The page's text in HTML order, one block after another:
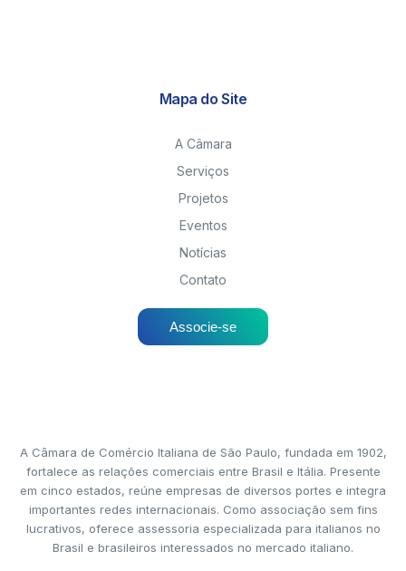
Mapa do Site
A Câmara
Serviços
Projetos
Eventos
Notícias
Contato
Associe-se
A Câmara de Comércio Italiana de São Paulo, fundada em 1902,
fortalece as relações comerciais entre Brasil e Itália. Presente
em cinco estados, reúne empresas de diversos portes e integra
importantes redes internacionais. Como associação sem fins
lucrativos, oferece assessoria especializada para italianos no
Brasil e brasileiros interessados no mercado italiano.